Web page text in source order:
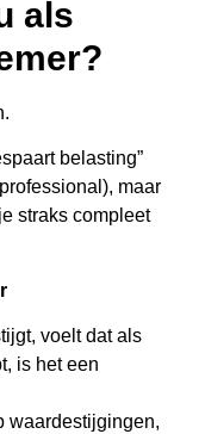
als
belasting”
maar
straks compleet
voelt dat als
is het een
waardestijgingen,